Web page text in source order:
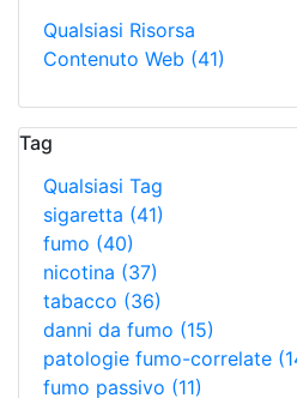
Qualsiasi Risorsa
Contenuto Web (41)
Tag
Qualsiasi Tag
sigaretta (41)
fumo (40)
nicotina (37)
tabacco (36)
danni da fumo (15)
patologie fumo-correlate
fumo passivo (11)